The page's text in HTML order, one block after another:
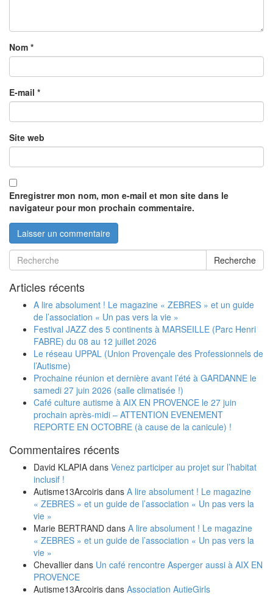
Nom *
E-mail *
Site web
Enregistrer mon nom, mon e-mail et mon site dans le
navigateur pour mon prochain commentaire.
Recherche
Articles récents
A lire absolument ! Le magazine « ZEBRES » et un guide
de l’association « Un pas vers la vie »
Festival JAZZ des 5 continents à MARSEILLE (Parc Henri
FABRE) du 08 au 12 juillet 2026
Le réseau UPPAL (Union Provençale des Professionnels de
l’Autisme)
Prochaine réunion et dernière avant l’été à GARDANNE le
samedi 27 juin 2026 (salle climatisée !)
Café culture autisme à AIX EN PROVENCE le 27 juin
prochain après-midi – ATTENTION EVENEMENT
REPORTE EN OCTOBRE (à cause de la canicule) !
Commentaires récents
David KLAPIA dans Venez participer au projet sur l’habitat
inclusif !
Autisme13Arcoiris dans A lire absolument ! Le magazine
« ZEBRES » et un guide de l’association « Un pas vers la
vie »
Marie BERTRAND dans A lire absolument ! Le magazine
« ZEBRES » et un guide de l’association « Un pas vers la
vie »
Chevallier dans Un café rencontre Asperger aussi à AIX EN
PROVENCE
Autisme13Arcoiris dans Association AutieGirls